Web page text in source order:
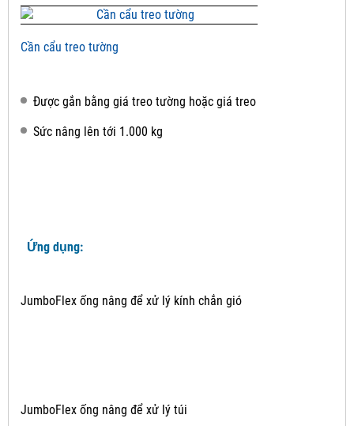
Cần cẩu treo tường
Được gắn bằng giá treo tường hoặc giá treo
Sức nâng lên tới 1.000 kg
Ứng dụng:
JumboFlex ống nâng để xử lý kính chắn gió
JumboFlex ống nâng để xử lý túi